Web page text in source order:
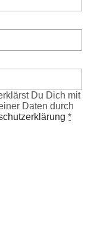
Du Dich mit
Daten durch
*